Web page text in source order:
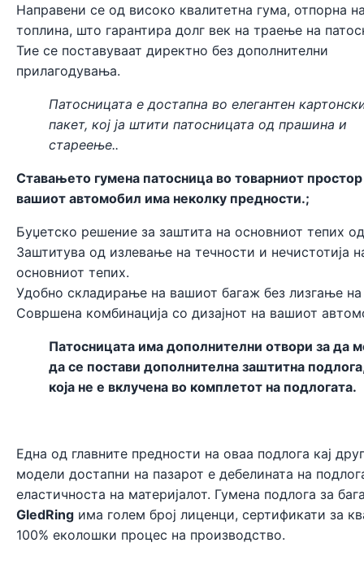
Направени се од високо квалитетна гума, отпорна
топлина, што гарантира долг век на траење на
Тие се поставуваат директно без дополнителни
прилагодувања.
Патосницата е достапна во елегантен
пакет, кој ја штити патосницата од прашина и
стареење..
Ставањето гумена патосница во товарниот простор
вашиот автомобил има неколку предности.;
Буџетско решение за заштита на основниот тепих
Заштитува од излевање на течности и нечистотија
основниот тепих.
Удобно складирање на вашиот багаж без лизгање на
Совршена комбинација со дизајнот на вашиот
Патосницата има дополнителни отвори за да
да се постави дополнителна заштитна
која не е вклучена во комплетот на подлогата.
Една од главните предности на оваа подлога кај
модели достапни на пазарот е дебелината на
еластичноста на материјалот. Гумена подлога за
GledRing има голем број лиценци, сертификати за
100% еколошки процес на производство.